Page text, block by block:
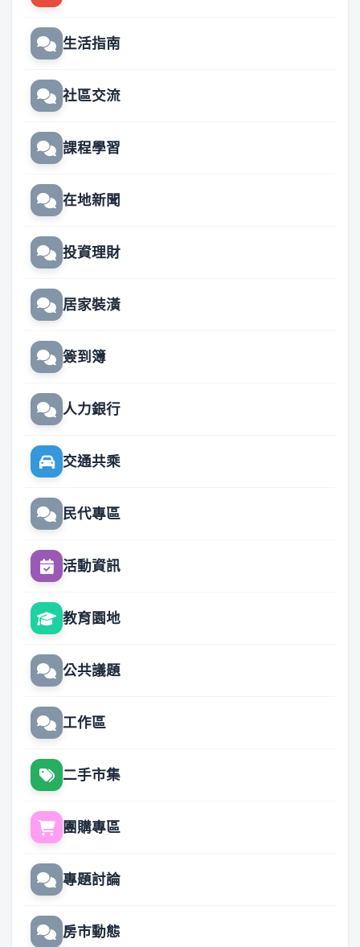
生活指南
社區交流
課程學習
在地新聞
投資理財
居家裝潢
簽到簿
人力銀行
交通共乘
民代專區
活動資訊
教育園地
公共議題
工作區
二手市集
團購專區
專題討論
房市動態